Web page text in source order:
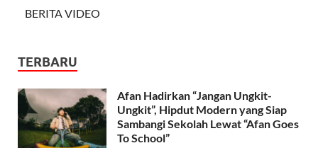
BERITA VIDEO
TERBARU
Afan Hadirkan “Jangan Ungkit-
Ungkit”, Hipdut Modern yang Siap
Sambangi Sekolah Lewat “Afan Goes
To School”